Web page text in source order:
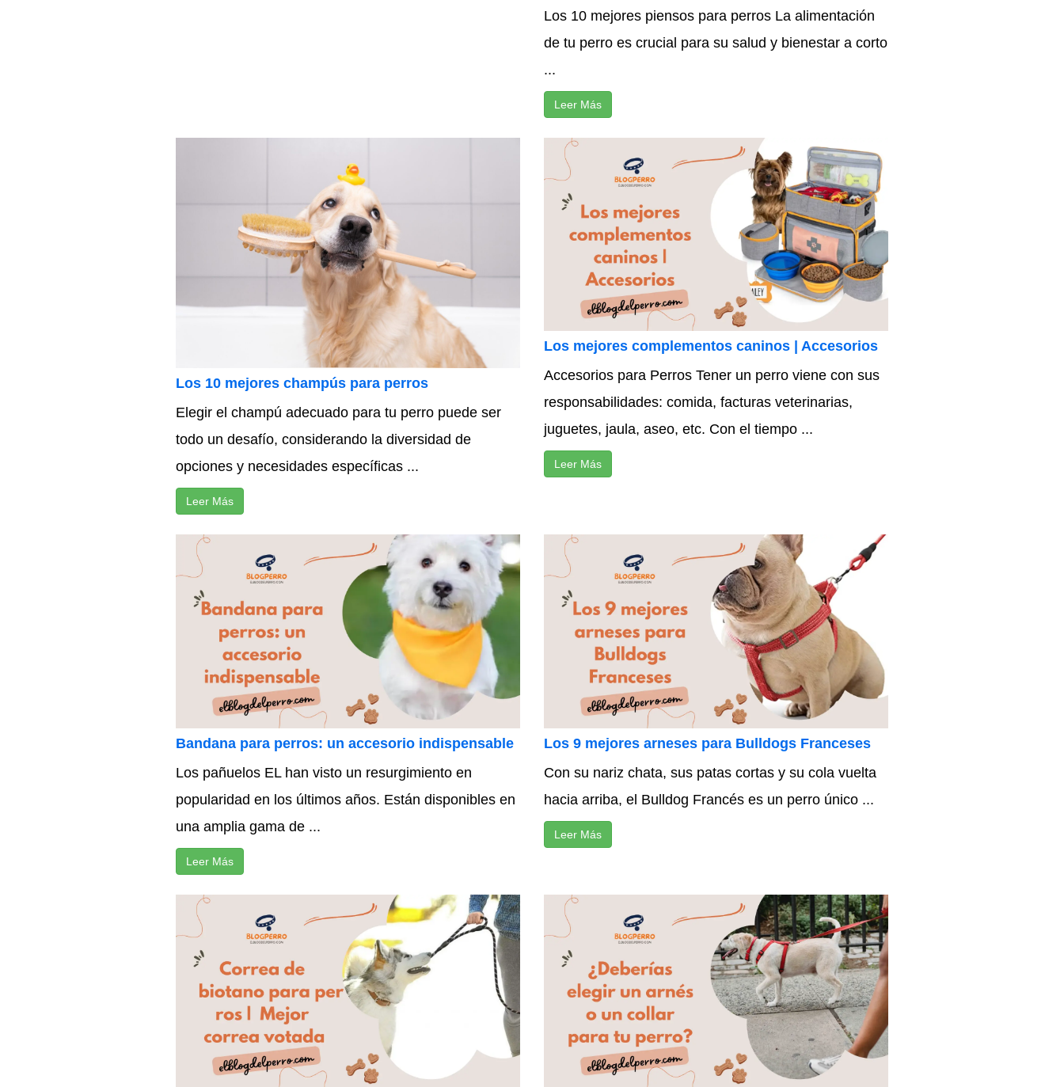
Los 10 mejores piensos para perros La alimentación
de tu perro es crucial para su salud y bienestar a corto
...
Leer Más
Los 10 mejores champús para perros
Elegir el champú adecuado para tu perro puede ser
todo un desafío, considerando la diversidad de
opciones y necesidades específicas ...
Leer Más
Los mejores complementos caninos | Accesorios
Accesorios para Perros Tener un perro viene con sus
responsabilidades: comida, facturas veterinarias,
juguetes, jaula, aseo, etc. Con el tiempo ...
Leer Más
Bandana para perros: un accesorio indispensable
Los pañuelos EL han visto un resurgimiento en
popularidad en los últimos años. Están disponibles en
una amplia gama de ...
Leer Más
Los 9 mejores arneses para Bulldogs Franceses
Con su nariz chata, sus patas cortas y su cola vuelta
hacia arriba, el Bulldog Francés es un perro único ...
Leer Más